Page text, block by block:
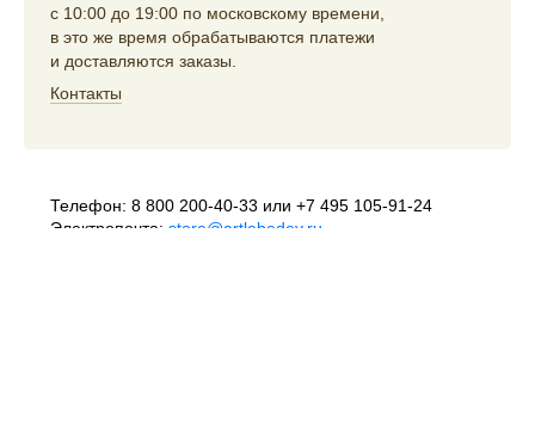
с 10:00 до 19:00 по московскому времени,
в это же время обрабатываются платежи
и доставляются заказы.
Контакты
Телефон: 8 800 200-40-33 или +7 495 105-91-24
Электропочта: store@artlebedev.ru